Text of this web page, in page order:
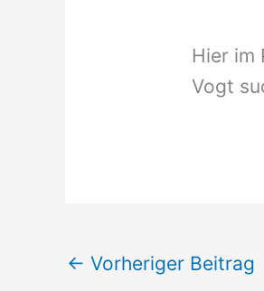
Hier im
Vogt
← Vorheriger Beitrag